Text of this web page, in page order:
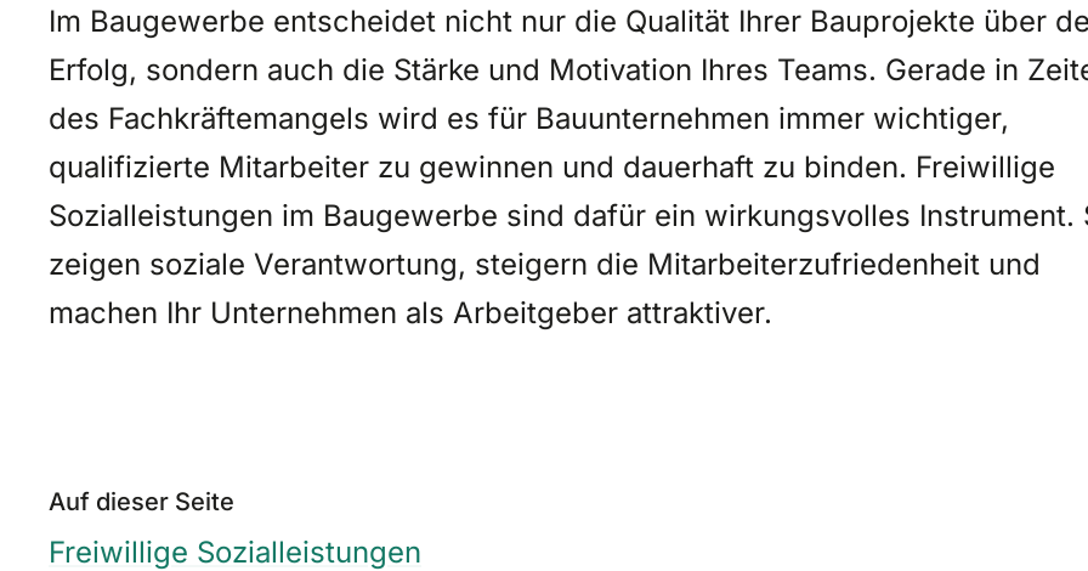
Im Baugewerbe entscheidet nicht nur die Qualität Ihrer Bauprojekte über
Erfolg, sondern auch die Stärke und Motivation Ihres Teams. Gerade in
des Fachkräftemangels wird es für Bauunternehmen immer wichtiger,
qualifizierte Mitarbeiter zu gewinnen und dauerhaft zu binden. Freiwillige
Sozialleistungen im Baugewerbe sind dafür ein wirkungsvolles Instrument.
zeigen soziale Verantwortung, steigern die Mitarbeiterzufriedenheit und
machen Ihr Unternehmen als Arbeitgeber attraktiver.
Auf dieser Seite
Freiwillige Sozialleistungen